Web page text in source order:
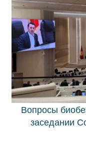
Вопросы
заседании